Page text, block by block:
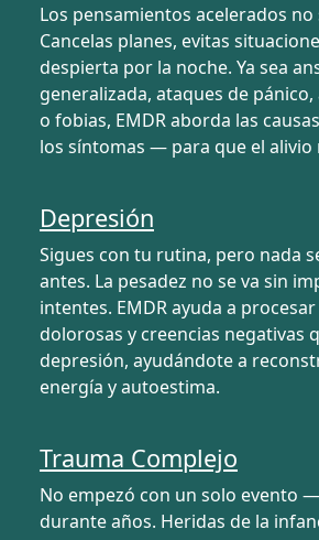
Los pensamientos acelerados no
Cancelas planes, evitas
despierta por la noche. Ya sea
generalizada, ataques de
o fobias, EMDR aborda las
los síntomas — para que el alivio
Depresión
Sigues con tu rutina, pero nada
antes. La pesadez no se va sin
intentes. EMDR ayuda a
dolorosas y creencias negativas
depresión, ayudándote a
energía y autoestima.
Trauma Complejo
No empezó con un solo evento
durante años. Heridas de la